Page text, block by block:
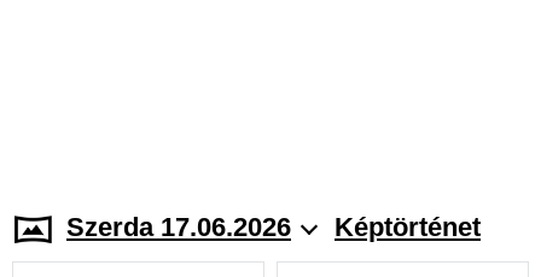
Szerda 17.06.2026 Képtörténet